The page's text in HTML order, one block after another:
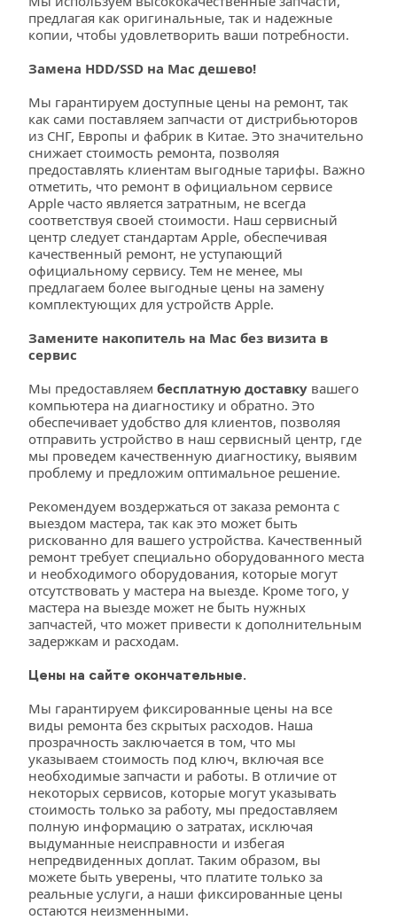
предлагая как оригинальные, так и надежные
копии, чтобы удовлетворить ваши потребности.
Замена HDD/SSD на Mac дешево!
Мы гарантируем доступные цены на ремонт, так
как сами поставляем запчасти от дистрибьюторов
из СНГ, Европы и фабрик в Китае. Это значительно
снижает стоимость ремонта, позволяя
предоставлять клиентам выгодные тарифы. Важно
отметить, что ремонт в официальном сервисе
Apple часто является затратным, не всегда
соответствуя своей стоимости. Наш сервисный
центр следует стандартам Apple, обеспечивая
качественный ремонт, не уступающий
официальному сервису. Тем не менее, мы
предлагаем более выгодные цены на замену
комплектующих для устройств Apple.
Замените накопитель на Mac без визита в
сервис
Мы предоставляем бесплатную доставку вашего
компьютера на диагностику и обратно. Это
обеспечивает удобство для клиентов, позволяя
отправить устройство в наш сервисный центр, где
мы проведем качественную диагностику, выявим
проблему и предложим оптимальное решение.
Рекомендуем воздержаться от заказа ремонта с
выездом мастера, так как это может быть
рискованно для вашего устройства. Качественный
ремонт требует специально оборудованного места
и необходимого оборудования, которые могут
отсутствовать у мастера на выезде. Кроме того, у
мастера на выезде может не быть нужных
запчастей, что может привести к дополнительным
задержкам и расходам.
Цены на сайте окончательные.
Мы гарантируем фиксированные цены на все
виды ремонта без скрытых расходов. Наша
прозрачность заключается в том, что мы
указываем стоимость под ключ, включая все
необходимые запчасти и работы. В отличие от
некоторых сервисов, которые могут указывать
стоимость только за работу, мы предоставляем
полную информацию о затратах, исключая
выдуманные неисправности и избегая
непредвиденных доплат. Таким образом, вы
можете быть уверены, что платите только за
реальные услуги, а наши фиксированные цены
остаются неизменными.